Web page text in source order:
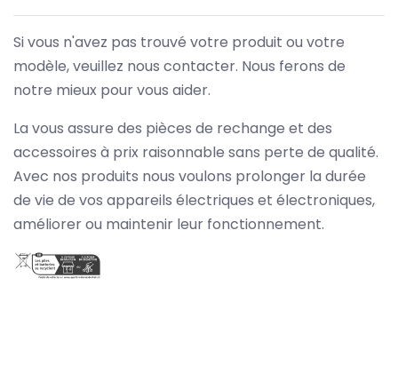
Si vous n'avez pas trouvé votre produit ou votre
modèle, veuillez nous contacter. Nous ferons de
notre mieux pour vous aider.
La vous assure des pièces de rechange et des
accessoires à prix raisonnable sans perte de qualité.
Avec nos produits nous voulons prolonger la durée
de vie de vos appareils électriques et électroniques,
améliorer ou maintenir leur fonctionnement.